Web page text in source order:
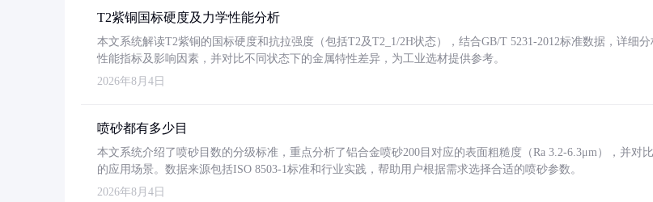
T2紫铜国标硬度及力学性能分析
本文系统解读T2紫铜的国标硬度和抗拉强度（包括T2及T2_1/2H状态），结合GB/T 5231-2012标准数据，详细
性能指标及影响因素，并对比不同状态下的金属特性差异，为工业选材提供参考。
2026年8月4日
喷砂都有多少目
本文系统介绍了喷砂目数的分级标准，重点分析了铝合金喷砂200目对应的表面粗糙度（Ra 3.2-6.3μm），并对
的应用场景。数据来源包括ISO 8503-1标准和行业实践，帮助用户根据需求选择合适的喷砂参数。
2026年8月4日